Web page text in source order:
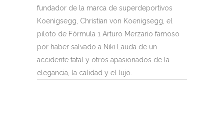
fundador de la marca de superdeportivos
Koenigsegg, Christian von Koenigsegg, el
piloto de Fórmula 1 Arturo Merzario famoso
por haber salvado a Niki Lauda de un
accidente fatal y otros apasionados de la
elegancia, la calidad y el lujo.